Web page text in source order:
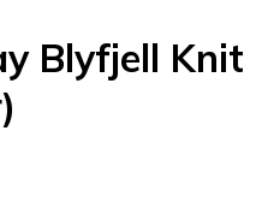
Blyfjell Knit